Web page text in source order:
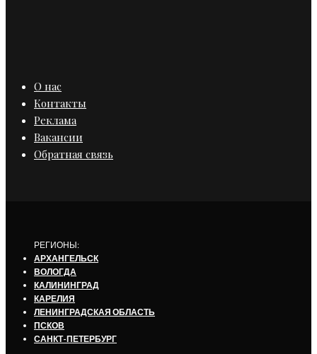
О нас
Контакты
Реклама
Вакансии
Обратная связь
РЕГИОНЫ:
АРХАНГЕЛЬСК
ВОЛОГДА
КАЛИНИНГРАД
КАРЕЛИЯ
ЛЕНИНГРАДСКАЯ ОБЛАСТЬ
ПСКОВ
САНКТ-ПЕТЕРБУРГ